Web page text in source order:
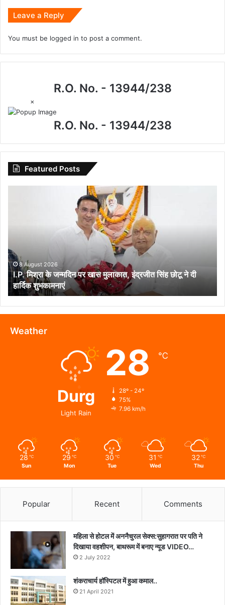
Leave a Reply
You must be logged in to post a comment.
R.O. No. - 13944/238
×
R.O. No. - 13944/238
Featured Posts
मुलाकात,
इंद्रजीत
सिंह
छोटू
ने
दी
हार्दिक
शुभकामनाएं
8 August 2026
I.P. मिश्रा के जन्मदिन पर खास मुलाकात, इंद्रजीत सिंह छोटू ने दी
हार्दिक शुभकामनाएं
Weather
Durg
Light Rain
28 ℃
28º - 24º
75%
7.96 km/h
28 ℃
Sun
29 ℃
Mon
30 ℃
Tue
31 ℃
Wed
32 ℃
Thu
Popular Recent Comments
महिला से होटल में अननैचुरल सेक्स:सुहागरात पर पति ने
दिखाया वहशीपन, बाथरूम में बनाए न्यूड VIDEO…
2 July 2022
शंकराचार्य हॉस्पिटल में हुआ कमाल..
21 April 2021